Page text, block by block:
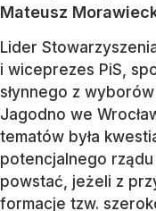
Mateusz
Lider
i wiceprezes PiS,
słynnego z
Jagodno we
tematów była
potencjalnego
powstać, jeżeli z
formacje tzw.